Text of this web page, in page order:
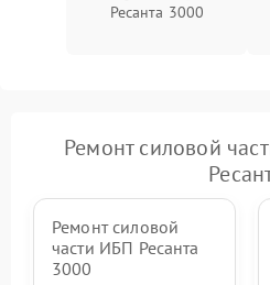
Неисправность системы
замыкания
Повреждение системы
защиты от перегрева
Ресанта 3000
Ремонт силовой
Ремонт силовой
части ИБП Ресанта
3000